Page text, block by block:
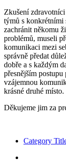
Zkušení
týmů s konkrétními
zachránit někomu
problémů, museli
komunikaci mezi
správně předat
dobře a s každým
přesnějším
vzájemnou
krásné druhé místo.
Děkujeme jim za
Category